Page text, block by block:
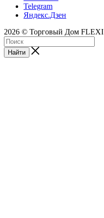
Telegram
Яндекс.Дзен
2026 © Торговый Дом FLEXI
Найти